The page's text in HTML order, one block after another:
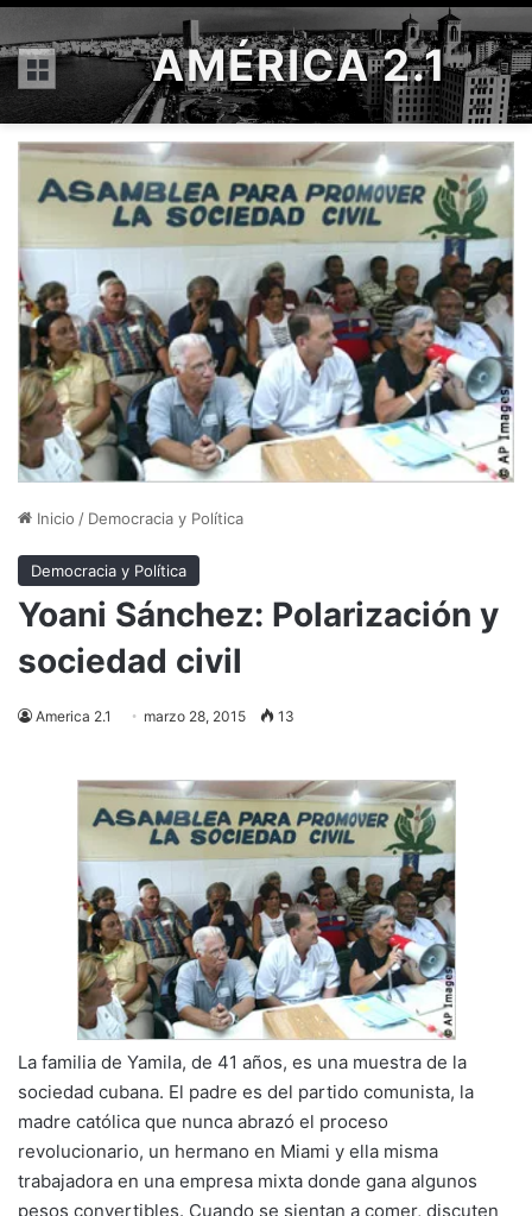
Menú AMÉRICA 2.1
Inicio / Democracia y Política
Democracia y Política
Yoani Sánchez: Polarización y
sociedad civil
America 2.1 marzo 28, 2015 13
La familia de Yamila, de 41 años, es una muestra de la
sociedad cubana. El padre es del partido comunista, la
madre católica que nunca abrazó el proceso
revolucionario, un hermano en Miami y ella misma
trabajadora en una empresa mixta donde gana algunos
pesos convertibles. Cuando se sientan a comer, discuten